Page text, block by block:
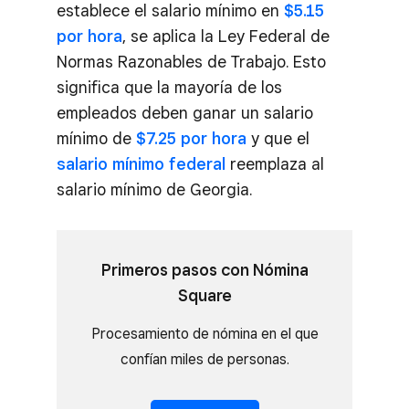
establece el salario mínimo en $5.15
por hora, se aplica la Ley Federal de
Normas Razonables de Trabajo. Esto
significa que la mayoría de los
empleados deben ganar un salario
mínimo de $7.25 por hora y que el
salario mínimo federal reemplaza al
salario mínimo de Georgia.
Primeros pasos con Nómina
Square
Procesamiento de nómina en el que
confían miles de personas.